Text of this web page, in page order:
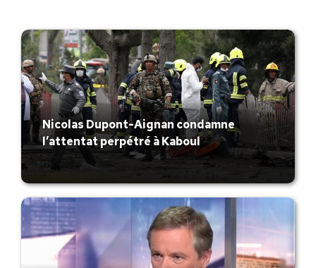
Nicolas Dupont-Aignan condamne
l’attentat perpétré à Kaboul